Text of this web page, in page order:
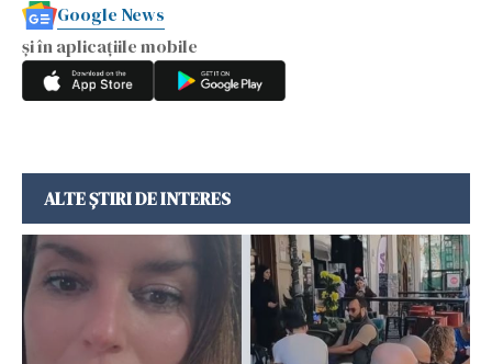
Google News
și în aplicațiile mobile
ALTE ȘTIRI DE INTERES